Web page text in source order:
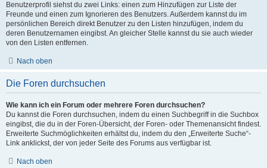
Benutzerprofil siehst du zwei Links: einen zum Hinzufügen zur Liste der
Freunde und einen zum Ignorieren des Benutzers. Außerdem kannst du im
persönlichen Bereich direkt Benutzer zu den Listen hinzufügen, indem du
deren Benutzernamen eingibst. An gleicher Stelle kannst du sie auch wieder
von den Listen entfernen.
Nach oben
Die Foren durchsuchen
Wie kann ich ein Forum oder mehrere Foren durchsuchen?
Du kannst die Foren durchsuchen, indem du einen Suchbegriff in die Suchbox
eingibst, die du in der Foren-Übersicht, der Foren- oder Themenansicht findest.
Erweiterte Suchmöglichkeiten erhältst du, indem du den „Erweiterte Suche“-
Link anklickst, der von jeder Seite des Forums aus verfügbar ist.
Nach oben